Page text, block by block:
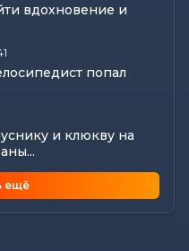
вдохновение и
попал
и клюкву на
счастья
ещё